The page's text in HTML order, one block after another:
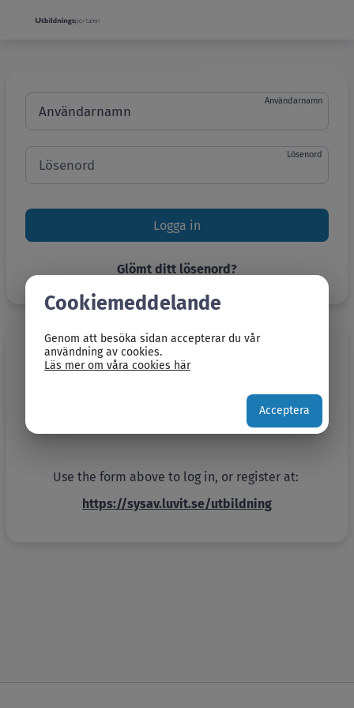
Portal
Användarnamn
Lösenord
Engångskod
Glömt ditt lösenord?
Welcome to Sysav
In order to be certified and to gain access to
Sysav's plants and sites, you need to hace
successfully completed the relevant training.
Use the form above to log in, or register at:
https://sysav.luvit.se/utbildning
Cookiemeddelande
Genom att besöka sidan accepterar du vår
användning av cookies.
Läs mer om våra cookies här
Acceptera